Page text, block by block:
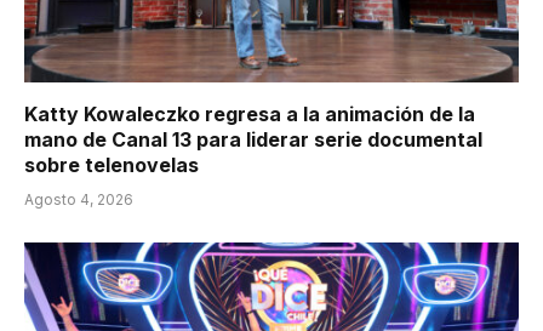
Katty Kowaleczko regresa a la animación de la
mano de Canal 13 para liderar serie documental
sobre telenovelas
Agosto 4, 2026